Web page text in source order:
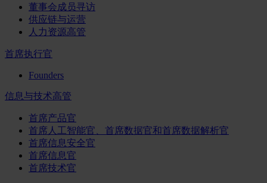
董事会成员寻访
供应链与运营
人力资源高管
首席执行官
Founders
信息与技术高管
首席产品官
首席人工智能官、首席数据官和首席数据解析官
首席信息安全官
首席信息官
首席技术官